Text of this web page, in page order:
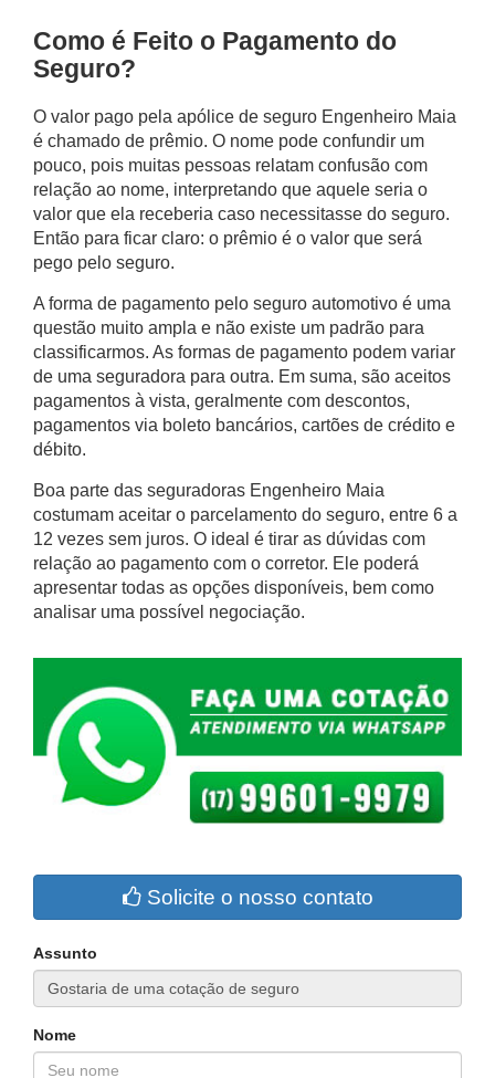
Como é Feito o Pagamento do
Seguro?
O valor pago pela apólice de seguro Engenheiro Maia
é chamado de prêmio. O nome pode confundir um
pouco, pois muitas pessoas relatam confusão com
relação ao nome, interpretando que aquele seria o
valor que ela receberia caso necessitasse do seguro.
Então para ficar claro: o prêmio é o valor que será
pego pelo seguro.
A forma de pagamento pelo seguro automotivo é uma
questão muito ampla e não existe um padrão para
classificarmos. As formas de pagamento podem variar
de uma seguradora para outra. Em suma, são aceitos
pagamentos à vista, geralmente com descontos,
pagamentos via boleto bancários, cartões de crédito e
débito.
Boa parte das seguradoras Engenheiro Maia
costumam aceitar o parcelamento do seguro, entre 6 a
12 vezes sem juros. O ideal é tirar as dúvidas com
relação ao pagamento com o corretor. Ele poderá
apresentar todas as opções disponíveis, bem como
analisar uma possível negociação.
Solicite o nosso contato
Assunto
Nome